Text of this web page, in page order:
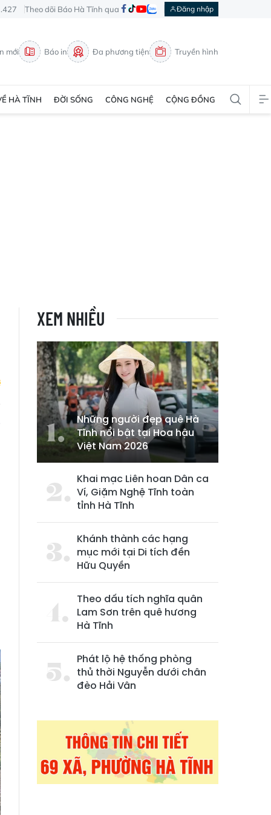
Theo dõi Báo Hà Tĩnh qua Đăng nhập
mới Báo in Đa phương tiện Truyền hình
HÀ TĨNH ĐỜI SỐNG CÔNG NGHỆ CỘNG ĐỒNG
XEM NHIỀU
Những người đẹp quê Hà
Tĩnh nổi bật tại Hoa hậu
Việt Nam 2026
Khai mạc Liên hoan Dân ca
Ví, Giặm Nghệ Tĩnh toàn
tỉnh Hà Tĩnh
Khánh thành các hạng
mục mới tại Di tích đền
Hữu Quyền
Theo dấu tích nghĩa quân
Lam Sơn trên quê hương
Hà Tĩnh
Phát lộ hệ thống phòng
thủ thời Nguyễn dưới chân
đèo Hải Vân